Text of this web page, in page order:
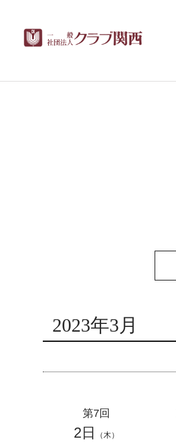
2023年3月
第7回
2日 （木）